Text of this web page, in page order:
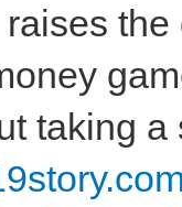
taking